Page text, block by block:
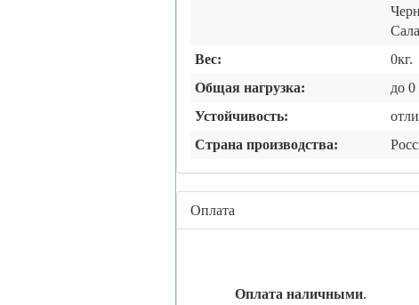
Вес:
0кг.
Общая нагрузка:
Устойчивость:
Страна производства:
Оплата
Оплата наличными.